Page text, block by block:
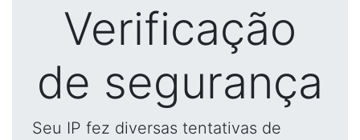
Verificação
de segurança
Seu IP fez diversas tentativas de